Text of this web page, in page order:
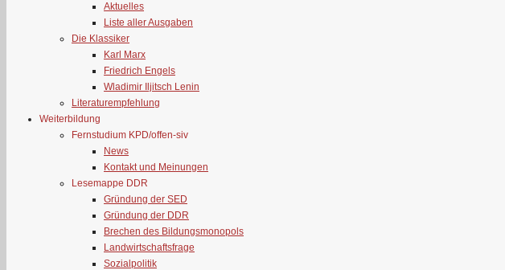
Aktuelles
Liste aller Ausgaben
Die Klassiker
Karl Marx
Friedrich Engels
Wladimir Iljitsch Lenin
Literaturempfehlung
Weiterbildung
Fernstudium KPD/offen-siv
News
Kontakt und Meinungen
Lesemappe DDR
Gründung der SED
Gründung der DDR
Brechen des Bildungsmonopols
Landwirtschaftsfrage
Sozialpolitik